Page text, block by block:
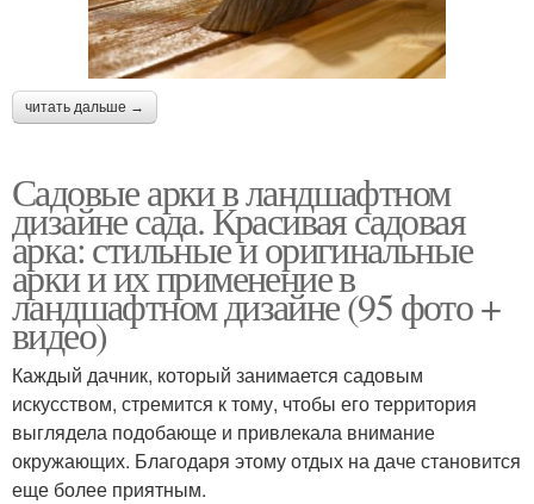
читать дальше →
Садовые арки в ландшафтном
дизайне сада. Красивая садовая
арка: стильные и оригинальные
арки и их применение в
ландшафтном дизайне (95 фото +
видео)
Каждый дачник, который занимается садовым
искусством, стремится к тому, чтобы его территория
выглядела подобающе и привлекала внимание
окружающих. Благодаря этому отдых на даче становится
еще более приятным.